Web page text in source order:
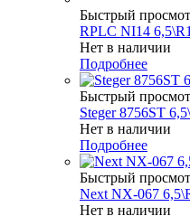
Быстрый
RPLC NI14
Нет в наличии
Подробнее
Быстрый
Steger 8756ST
Нет в наличии
Подробнее
Быстрый
Next NX-067
Нет в наличии